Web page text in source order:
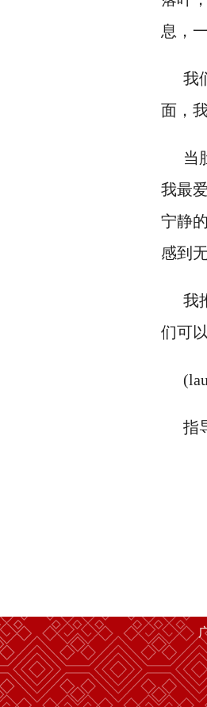
息，
我
面，
当
我最
宁静
感到
我
们可
指